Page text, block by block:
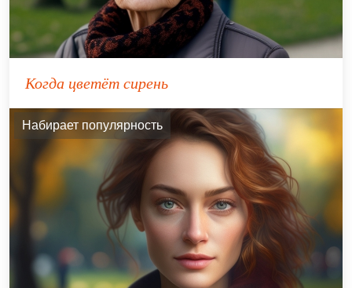
Когда цветёт сирень
Набирает популярность